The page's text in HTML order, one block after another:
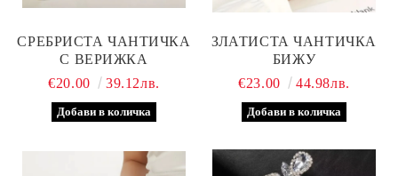
СРЕБРИСТА ЧАНТИЧКА
С ВЕРИЖКА
€20.00
39.12лв.
ЗЛАТИСТА ЧАНТИЧКА
БИЖУ
€23.00
44.98лв.